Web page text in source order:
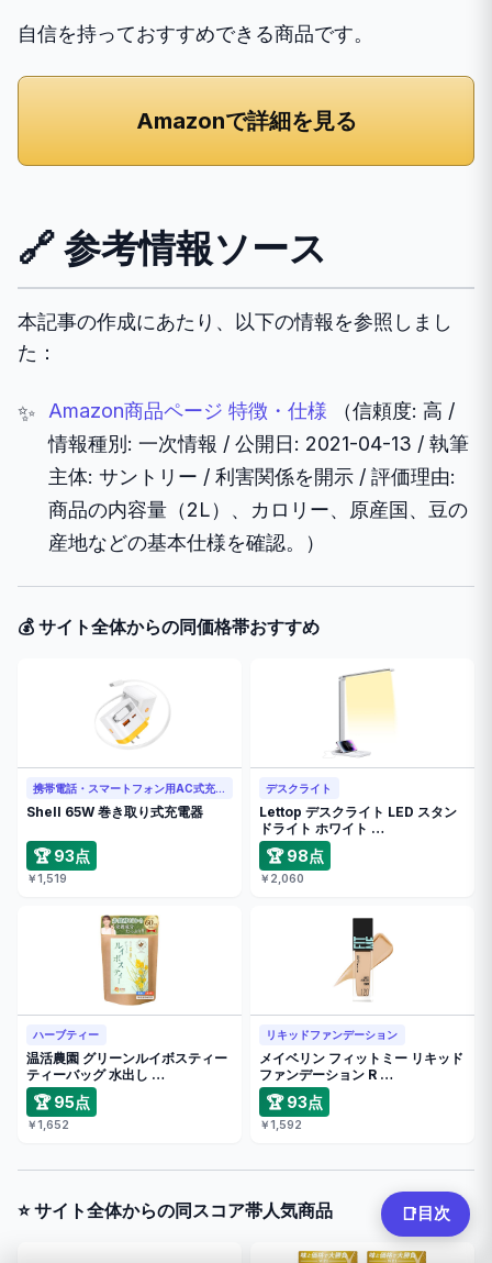
自信を持っておすすめできる商品です。
Amazonで詳細を見る
🔗 参考情報ソース
本記事の作成にあたり、以下の情報を参照しまし
た：
Amazon商品ページ 特徴・仕様 （信頼度: 高 /
情報種別: 一次情報 / 公開日: 2021-04-13 / 執筆
主体: サントリー / 利害関係を開示 / 評価理由:
商品の内容量（2L）、カロリー、原産国、豆の
産地などの基本仕様を確認。）
📑 目次
💰 サイト全体からの同価格帯おすすめ
携帯電話・スマートフォン用AC式充電器
Shell 65W 巻き取り式充電器
🏆 93点
￥1,519
デスクライト
Lettop デスクライト LED スタン
ドライト ホワイト …
🏆 98点
￥2,060
ハーブティー
温活農園 グリーンルイボスティー
ティーバッグ 水出し …
🏆 95点
￥1,652
リキッドファンデーション
メイベリン フィットミー リキッド
ファンデーション R …
🏆 93点
￥1,592
⭐ サイト全体からの同スコア帯人気商品